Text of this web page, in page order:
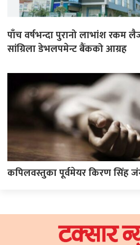
पाँच वर्षभन्दा पुरानो लाभांश रकम
सांग्रिला डेभलपमेन्ट बैंकको आग्रह
कपिलवस्तुका पूर्वमेयर किरण सिंह